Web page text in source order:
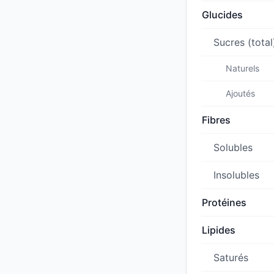
Glucides
Sucres
Naturels
Ajoutés
Fibres
Solubles
Insolubles
Protéines
Lipides
Saturés